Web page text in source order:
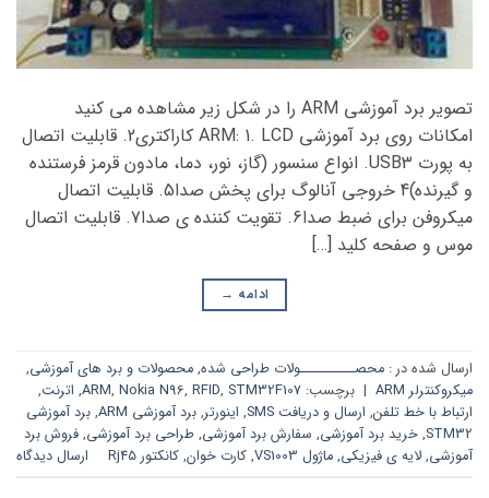
تصویر برد آموزشی ARM را در شکل زیر مشاهده می کنید
امکانات روی برد آموزشی ARM: 1. LCD کاراکتری2. قابلیت اتصال
به پورت USB3. انواع سنسور (گاز، نور، دما، مادون قرمز فرستنده
و گیرنده)4 خروجی آنالوگ برای پخش صدا5. قابلیت اتصال
میکروفن برای ضبط صدا6. تقویت کننده ی صدا7. قابلیت اتصال
موس و صفحه کلید […]
ادامه →
ارسال شده در : محصــــــــــولات طراحی شده, محصولات و برد های آموزشی,
میکروکنترلر ARM
| برچسب: ARM, Nokia N96, RFID, STM32F107
, اترنت,
ارتباط با خط تلفن, ارسال و دریافت SMS , اینورتر, برد آموزشی ARM , برد آموزشی
STM32
, خرید برد آموزشی, سفارش برد آموزشی, طراحی برد آموزشی, فروش برد
آموزشی, لایه ی فیزیکی, ماژول VS1003 , کارت خوان, کانکتور Rj45 ارسال دیدگاه